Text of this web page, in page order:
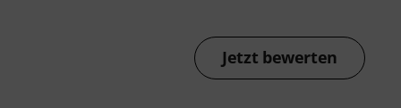
Jetzt bewerten